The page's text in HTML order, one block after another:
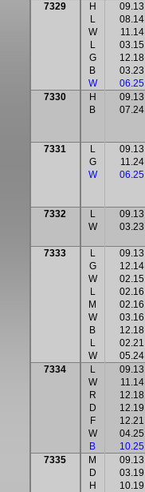
7329
H
L
W
L
G
B
W
09.13
08.14
11.14
03.15
12.18
03.23
06.25
7330
H
B
09.13
07.24
7331
L
G
W
09.13
11.24
06.25
7332
L
W
09.13
03.23
7333
L
G
W
L
M
W
B
L
W
09.13
12.14
02.15
02.16
02.16
03.16
12.18
02.21
05.24
7334
L
W
R
D
F
W
B
09.13
11.14
12.18
12.19
12.21
04.25
10.25
7335
M
D
H
09.13
03.19
10.19